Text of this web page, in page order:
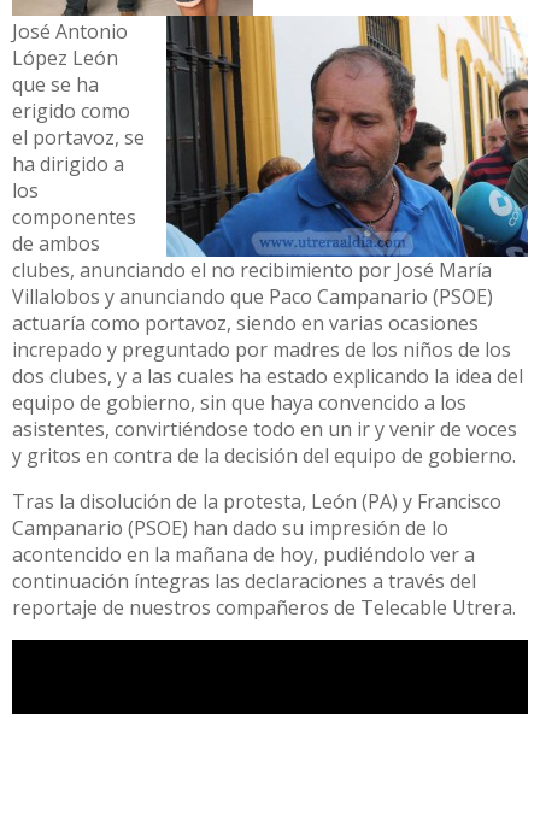
José Antonio
López León
que se ha
erigido como
el portavoz, se
ha dirigido a
los
componentes
de ambos
clubes, anunciando el no recibimiento por José María
Villalobos y anunciando que Paco Campanario (PSOE)
actuaría como portavoz, siendo en varias ocasiones
increpado y preguntado por madres de los niños de los
dos clubes, y a las cuales ha estado explicando la idea del
equipo de gobierno, sin que haya convencido a los
asistentes, convirtiéndose todo en un ir y venir de voces
y gritos en contra de la decisión del equipo de gobierno.
Tras la disolución de la protesta, León (PA) y Francisco
Campanario (PSOE) han dado su impresión de lo
acontencido en la mañana de hoy, pudiéndolo ver a
continuación íntegras las declaraciones a través del
reportaje de nuestros compañeros de Telecable Utrera.